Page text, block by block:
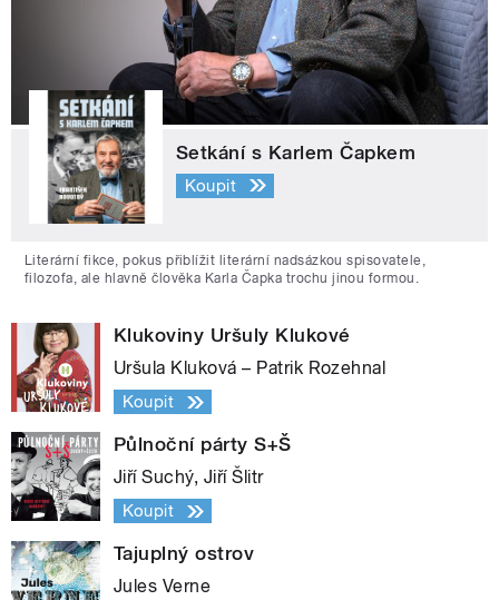
Setkání s Karlem Čapkem
Koupit
Literární fikce, pokus přiblížit literární nadsázkou spisovatele,
filozofa, ale hlavně člověka Karla Čapka trochu jinou formou.
Klukoviny Uršuly Klukové
Uršula Kluková – Patrik Rozehnal
Koupit
Půlnoční párty S+Š
Jiří Suchý, Jiří Šlitr
Koupit
Tajuplný ostrov
Jules Verne